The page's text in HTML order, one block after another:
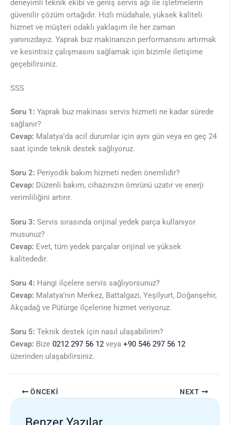
deneyimli teknik ekibi ve geniş servis ağı ile işletmelerin
güvenilir çözüm ortağıdır. Hızlı müdahale, yüksek kaliteli
hizmet ve müşteri odaklı yaklaşım ile her zaman
yanınızdayız. Yaprak buz makinanızın performansını artırmak
ve kesintisiz çalışmasını sağlamak için bizimle iletişime
geçebilirsiniz.
SSS
Soru 1: Yaprak buz makinası servis hizmeti ne kadar sürede
sağlanır?
Cevap: Malatya’da acil durumlar için aynı gün veya en geç 24
saat içinde teknik destek sağlıyoruz.
Soru 2: Periyodik bakım hizmeti neden önemlidir?
Cevap: Düzenli bakım, cihazınızın ömrünü uzatır ve enerji
verimliliğini artırır.
Soru 3: Servis sırasında orijinal yedek parça kullanıyor
musunuz?
Cevap: Evet, tüm yedek parçalar orijinal ve yüksek
kalitededir.
Soru 4: Hangi ilçelere servis sağlıyorsunuz?
Cevap: Malatya’nın Merkez, Battalgazi, Yeşilyurt, Doğanşehir,
Akçadağ ve Pütürge ilçelerine hizmet veriyoruz.
Soru 5: Teknik destek için nasıl ulaşabilirim?
Cevap: Bize 0212 297 56 12 veya +90 546 297 56 12
üzerinden ulaşabilirsiniz.
ÖNCEKI NEXT